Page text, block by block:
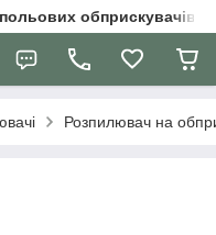
обприскувачів
Розпилювач на